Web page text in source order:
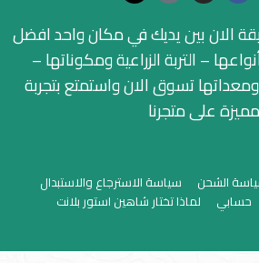
الان بين يديك في مكان واحد افضل
– التربة الزراعية ومكوناتها –
تسوق الان واستمتع بتجربة
مميزة على متجرنا
الشحن
سياسة الاسترجاع والاستبدال
حسابي لماذا تختار شاهين استور بلانت